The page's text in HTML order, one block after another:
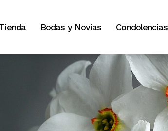
Tienda Bodas y Novias Condolencias